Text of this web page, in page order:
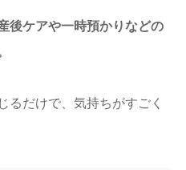
後ケアや一時預かりなどの
るだけで、気持ちがすごく